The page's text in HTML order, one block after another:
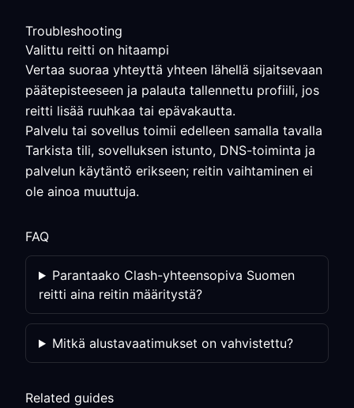
Troubleshooting
Valittu reitti on hitaampi
Vertaa suoraa yhteyttä yhteen lähellä sijaitsevaan
päätepisteeseen ja palauta tallennettu profiili, jos
reitti lisää ruuhkaa tai epävakautta.
Palvelu tai sovellus toimii edelleen samalla tavalla
Tarkista tili, sovelluksen istunto, DNS-toiminta ja
palvelun käytäntö erikseen; reitin vaihtaminen ei
ole ainoa muuttuja.
FAQ
Parantaako Clash-yhteensopiva Suomen
reitti aina reitin määritystä?
Mitkä alustavaatimukset on vahvistettu?
Related guides